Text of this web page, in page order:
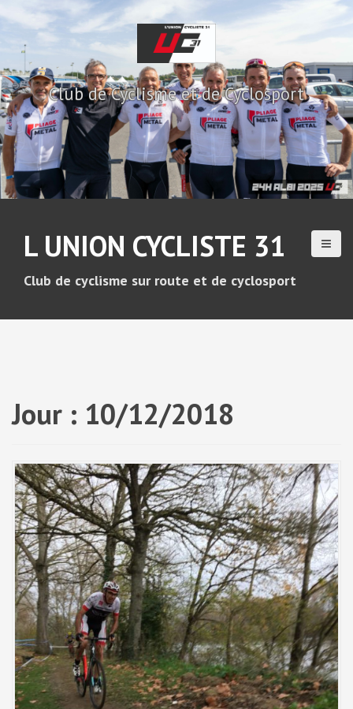
r
a
u
c
o
n
t
e
i
Club de Cyclisme et de Cyclosport
L UNION CYCLISTE 31
Club de cyclisme sur route et de cyclosport
Jour : 10/12/2018